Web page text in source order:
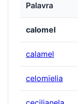
Palavra
calomel
calamel
celomielia